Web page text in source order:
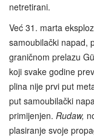
netretirani.
Već 31. marta
samoubilački napad,
graničnom prelazu
koji svake godine
plina nije prvi put
put samoubilački
primijenjen. Rudaw,
plasiranje svoje